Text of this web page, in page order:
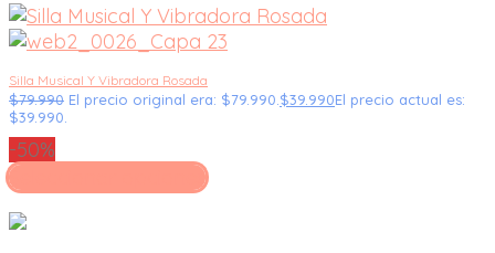
Silla Musical Y Vibradora Rosada
$79.990 El precio original era: $79.990. $39.990El precio actual es:
$39.990.
-50%
Seleccionar opciones